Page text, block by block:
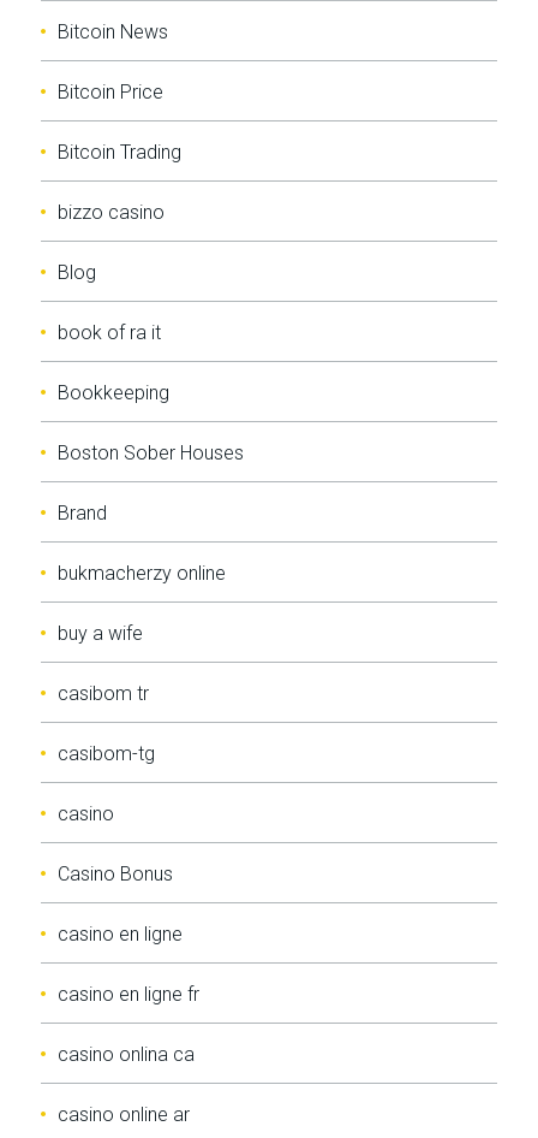
Bitcoin News
Bitcoin Price
Bitcoin Trading
bizzo casino
Blog
book of ra it
Bookkeeping
Boston Sober Houses
Brand
bukmacherzy online
buy a wife
casibom tr
casibom-tg
casino
Casino Bonus
casino en ligne
casino en ligne fr
casino onlina ca
casino online ar